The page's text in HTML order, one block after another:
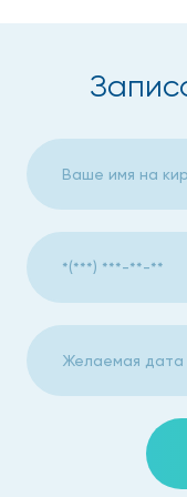
Аспирационная,
подключено к
есть
Тонкоигольная,
биоматериала
Толстоигольная
позволяющая
разрез. Способ
Сейчас такая
биопсийными